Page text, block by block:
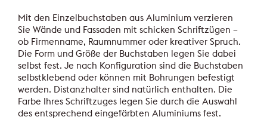
Mit den Einzelbuchstaben aus Aluminium verzieren
Sie Wände und Fassaden mit schicken Schriftzügen –
ob Firmenname, Raumnummer oder kreativer Spruch.
Die Form und Größe der Buchstaben legen Sie dabei
selbst fest. Je nach Konfiguration sind die Buchstaben
selbstklebend oder können mit Bohrungen befestigt
werden. Distanzhalter sind natürlich enthalten. Die
Farbe Ihres Schriftzuges legen Sie durch die Auswahl
des entsprechend eingefärbten Aluminiums fest.